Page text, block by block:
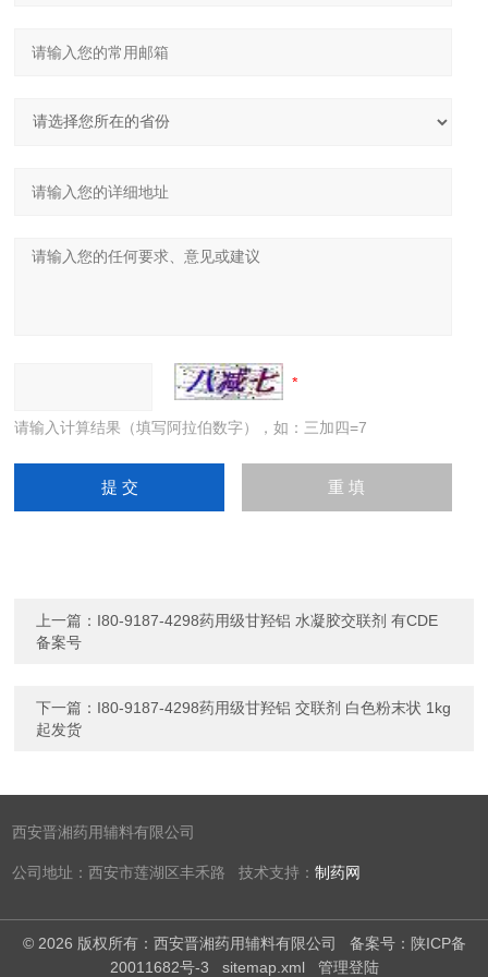
请输入计算结果（填写阿拉伯数字），如：三加四=7
上一篇： I80-9187-4298药用级甘羟铝 水凝胶交联剂 有CDE
备案号
下一篇： I80-9187-4298药用级甘羟铝 交联剂 白色粉末状 1kg
起发货
西安晋湘药用辅料有限公司
公司地址：西安市莲湖区丰禾路 技术支持：制药网
© 2026 版权所有：西安晋湘药用辅料有限公司 备案号：陕ICP备
20011682号-3
sitemap.xml 管理登陆